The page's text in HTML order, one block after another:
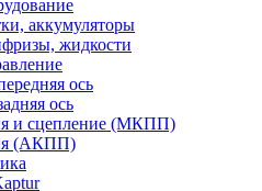
аккумуляторы
жидкости
ось
ось
и сцепление (МКПП)
(АКПП)